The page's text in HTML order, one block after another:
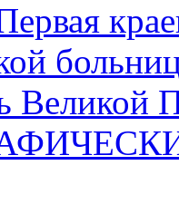
Великой